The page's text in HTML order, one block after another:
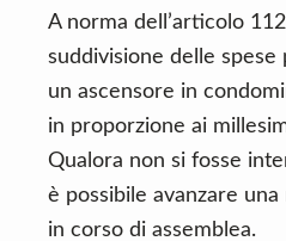
A norma dell’articolo
suddivisione delle spese
un ascensore in
in proporzione ai
Qualora non si fosse
è possibile avanzare
in corso di assemblea.